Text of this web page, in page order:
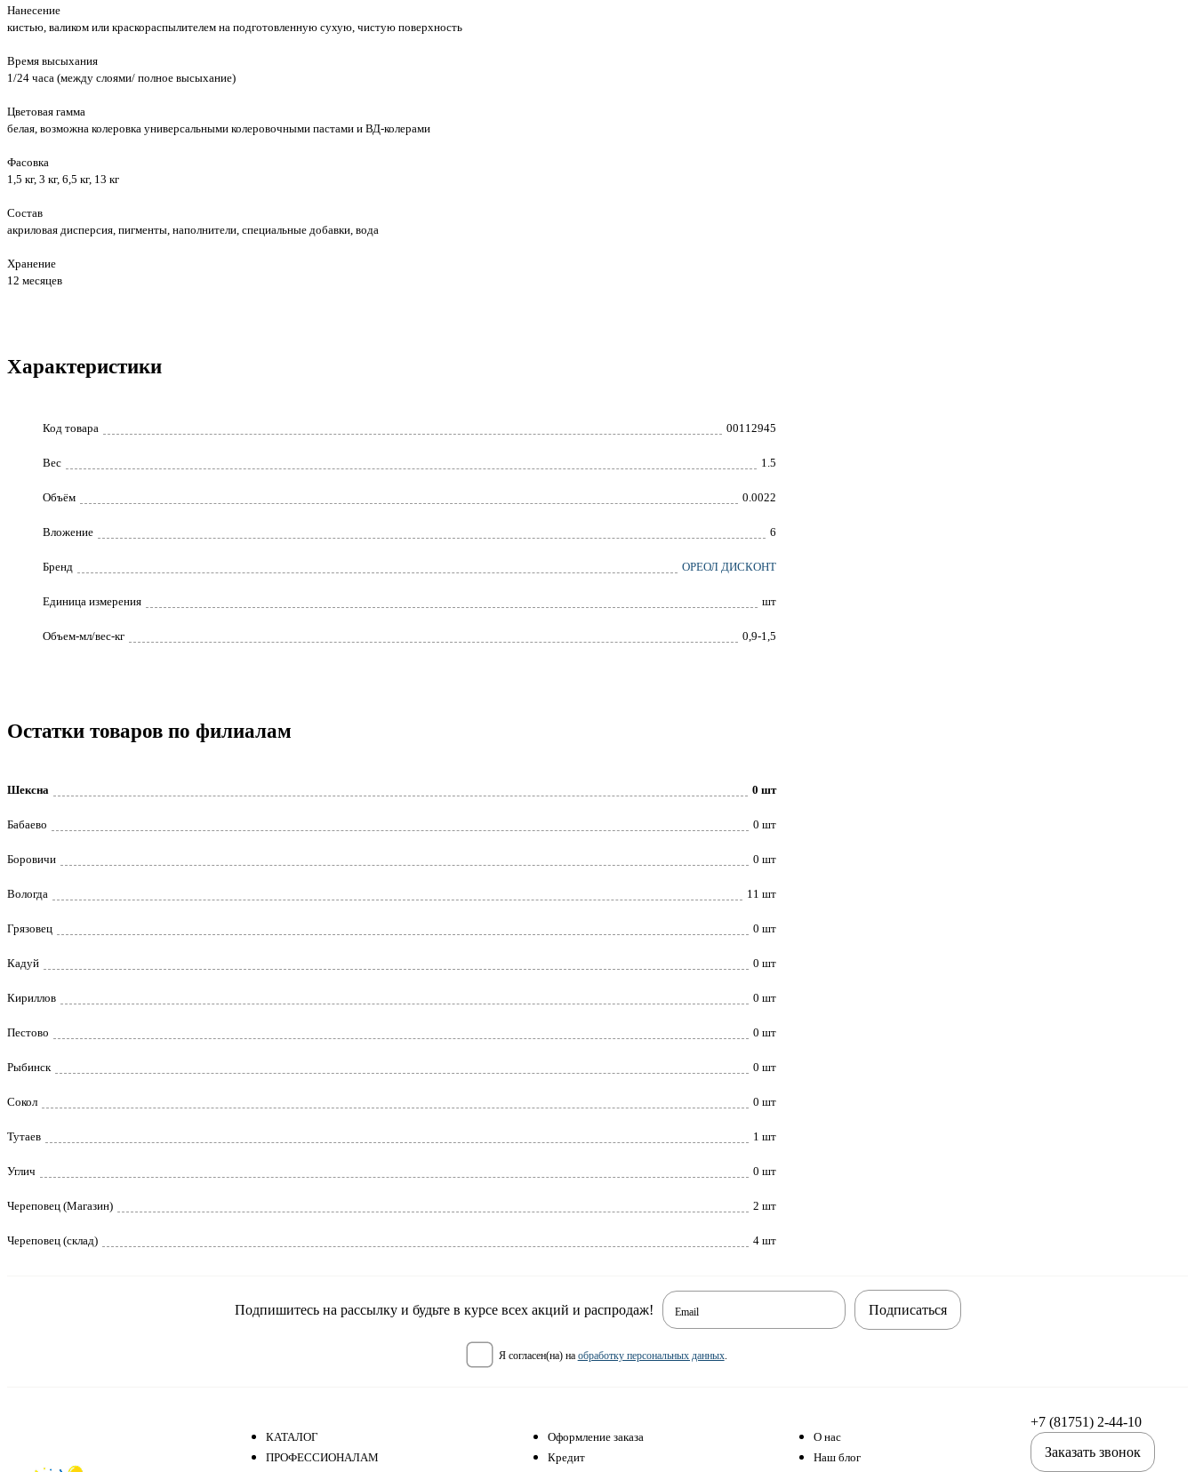
Нанесение
кистью, валиком или краскораспылителем на подготовленную сухую, чистую поверхность
Время высыхания
1/24 часа (между слоями/ полное высыхание)
Цветовая гамма
белая, возможна колеровка универсальными колеровочными пастами и ВД-колерами
Фасовка
1,5 кг, 3 кг, 6,5 кг, 13 кг
Состав
акриловая дисперсия, пигменты, наполнители, специальные добавки, вода
Хранение
12 месяцев
Характеристики
Код товара 00112945
Вес 1.5
Объём 0.0022
Вложение 6
Бренд ОРЕОЛ ДИСКОНТ
Единица измерения шт
Объем-мл/вес-кг 0,9-1,5
Остатки товаров по филиалам
Шексна 0 шт
Бабаево 0 шт
Боровичи 0 шт
Вологда 11 шт
Грязовец 0 шт
Кадуй 0 шт
Кириллов 0 шт
Пестово 0 шт
Рыбинск 0 шт
Сокол 0 шт
Тутаев 1 шт
Углич 0 шт
Череповец (Магазин) 2 шт
Череповец (склад) 4 шт
Подпишитесь на рассылку и будьте в курсе всех акций и распродаж! Email
я согласен(на) на обработку персональных данных.
Подписаться
КАТАЛОГ
ПРОФЕССИОНАЛАМ
Оформление заказа
Кредит
О нас
Наш блог
+7 (81751) 2-44-10
Заказать звонок